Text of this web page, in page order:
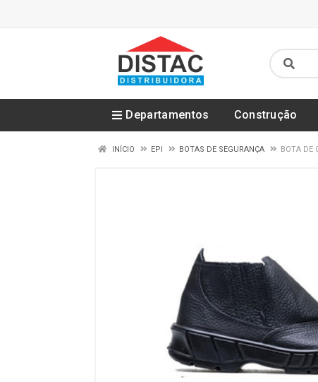
Departamentos Construção
INÍCIO EPI BOTAS DE SEGURANÇA BOTA DE